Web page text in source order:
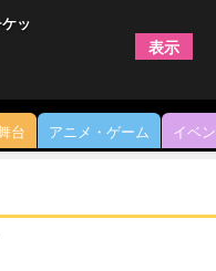
台 アニメ・ゲーム イベ
ッ
表示